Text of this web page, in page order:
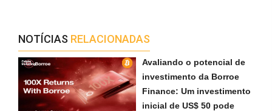
NOTÍCIAS RELACIONADAS
Avaliando o potencial de
investimento da Borroe
Finance: Um investimento
inicial de US$ 50 pode